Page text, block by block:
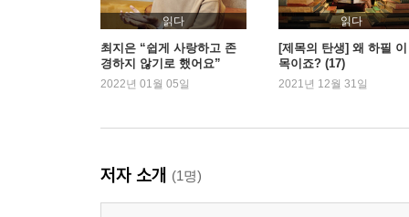
02
어른 여자들에게
그것은 정당한 고민입니다
다음으로 가기 위한 질문
피해자다움이라는 말
북토크의 손님
읽다
최지은 “쉽게 사랑하고 존
경하지 않기로 했어요”
2022년 01월 05일
읽다
[제목의 탄생] 왜 하필
목이죠? (17)
2021년 12월 31일
저자 소개 (1명)